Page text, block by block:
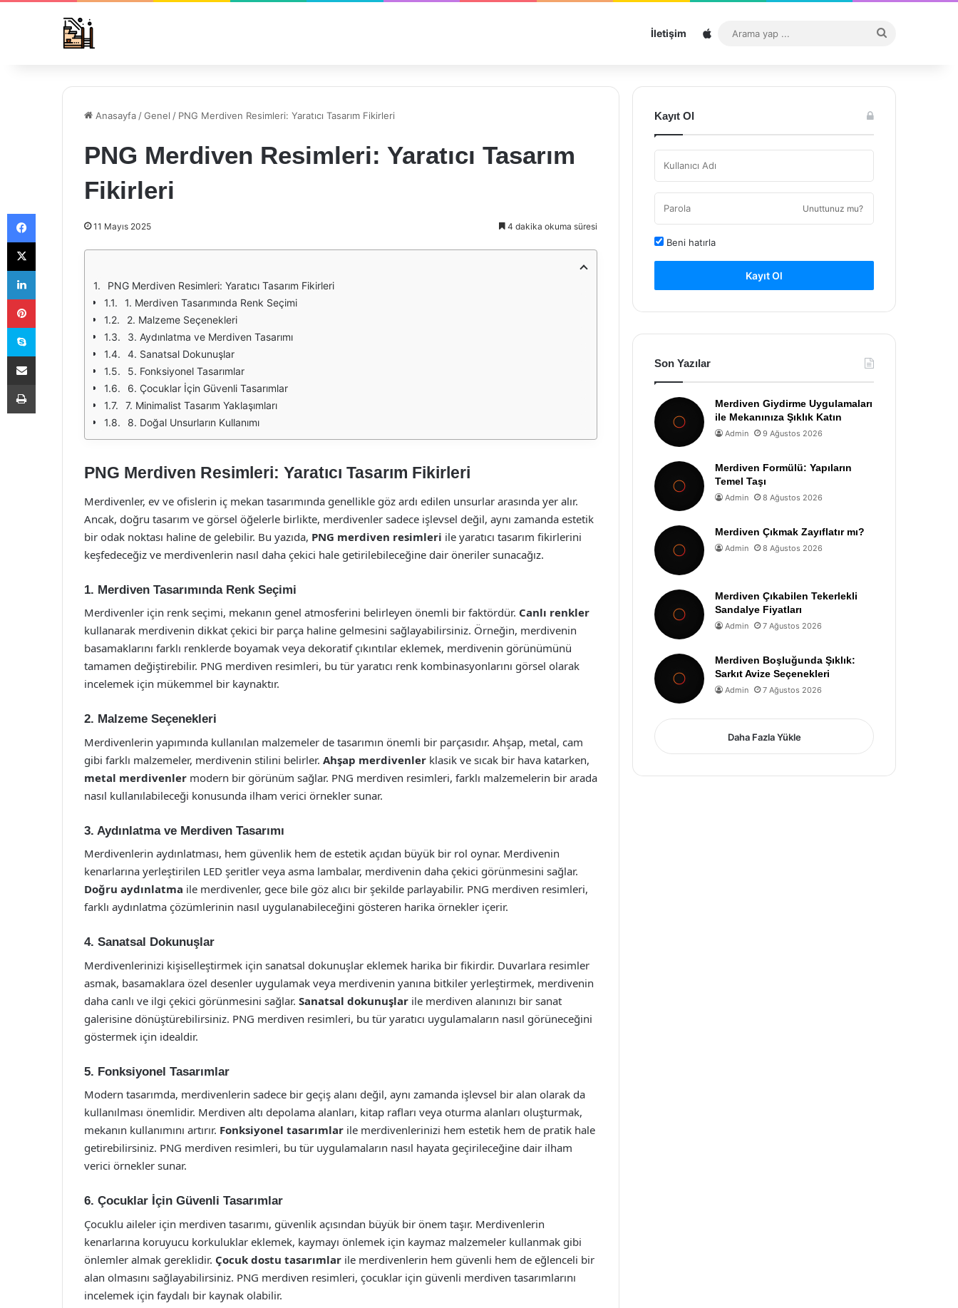
İletişim Sitemap
...
Anasayfa /Genel / PNG Merdiven Resimleri: Yaratıcı Tasarım Fikirleri
PNG Merdiven Resimleri: Yaratıcı Tasarım
Fikirleri
11 Mayıs 2025 4 dakika okuma süresi
PNG Merdiven Resimleri: Yaratıcı Tasarım Fikirleri
1. Merdiven Tasarımında Renk Seçimi
2. Malzeme Seçenekleri
3. Aydınlatma ve Merdiven Tasarımı
4. Sanatsal Dokunuşlar
5. Fonksiyonel Tasarımlar
6. Çocuklar İçin Güvenli Tasarımlar
7. Minimalist Tasarım Yaklaşımları
8. Doğal Unsurların Kullanımı
PNG Merdiven Resimleri: Yaratıcı Tasarım Fikirleri
Merdivenler, ev ve ofislerin iç mekan tasarımında genellikle göz ardı edilen unsurlar arasında yer alır.
Ancak, doğru tasarım ve görsel öğelerle birlikte, merdivenler sadece işlevsel değil, aynı zamanda estetik
bir odak noktası haline de gelebilir. Bu yazıda, PNG merdiven resimleri ile yaratıcı tasarım fikirlerini
keşfedeceğiz ve merdivenlerin nasıl daha çekici hale getirilebileceğine dair öneriler sunacağız.
1. Merdiven Tasarımında Renk Seçimi
Merdivenler için renk seçimi, mekanın genel atmosferini belirleyen önemli bir faktördür. Canlı renkler
kullanarak merdivenin dikkat çekici bir parça haline gelmesini sağlayabilirsiniz. Örneğin, merdivenin
basamaklarını farklı renklerde boyamak veya dekoratif çıkıntılar eklemek, merdivenin görünümünü
tamamen değiştirebilir. PNG merdiven resimleri, bu tür yaratıcı renk kombinasyonlarını görsel olarak
incelemek için mükemmel bir kaynaktır.
2. Malzeme Seçenekleri
Merdivenlerin yapımında kullanılan malzemeler de tasarımın önemli bir parçasıdır. Ahşap, metal, cam
gibi farklı malzemeler, merdivenin stilini belirler. Ahşap merdivenler klasik ve sıcak bir hava katarken,
metal merdivenler modern bir görünüm sağlar. PNG merdiven resimleri, farklı malzemelerin bir arada
nasıl kullanılabileceği konusunda ilham verici örnekler sunar.
3. Aydınlatma ve Merdiven Tasarımı
Merdivenlerin aydınlatması, hem güvenlik hem de estetik açıdan büyük bir rol oynar. Merdivenin
kenarlarına yerleştirilen LED şeritler veya asma lambalar, merdivenin daha çekici görünmesini sağlar.
Doğru aydınlatma ile merdivenler, gece bile göz alıcı bir şekilde parlayabilir. PNG merdiven resimleri,
farklı aydınlatma çözümlerinin nasıl uygulanabileceğini gösteren harika örnekler içerir.
4. Sanatsal Dokunuşlar
Merdivenlerinizi kişiselleştirmek için sanatsal dokunuşlar eklemek harika bir fikirdir. Duvarlara resimler
asmak, basamaklara özel desenler uygulamak veya merdivenin yanına bitkiler yerleştirmek, merdivenin
daha canlı ve ilgi çekici görünmesini sağlar. Sanatsal dokunuşlar ile merdiven alanınızı bir sanat
galerisine dönüştürebilirsiniz. PNG merdiven resimleri, bu tür yaratıcı uygulamaların nasıl görüneceğini
göstermek için idealdir.
5. Fonksiyonel Tasarımlar
Modern tasarımda, merdivenlerin sadece bir geçiş alanı değil, aynı zamanda işlevsel bir alan olarak da
kullanılması önemlidir. Merdiven altı depolama alanları, kitap rafları veya oturma alanları oluşturmak,
mekanın kullanımını artırır. Fonksiyonel tasarımlar ile merdivenlerinizi hem estetik hem de pratik hale
getirebilirsiniz. PNG merdiven resimleri, bu tür uygulamaların nasıl hayata geçirileceğine dair ilham
verici örnekler sunar.
6. Çocuklar İçin Güvenli Tasarımlar
Çocuklu aileler için merdiven tasarımı, güvenlik açısından büyük bir önem taşır. Merdivenlerin
kenarlarına koruyucu korkuluklar eklemek, kaymayı önlemek için kaymaz malzemeler kullanmak gibi
önlemler almak gereklidir. Çocuk dostu tasarımlar ile merdivenlerin hem güvenli hem de eğlenceli bir
alan olmasını sağlayabilirsiniz. PNG merdiven resimleri, çocuklar için güvenli merdiven tasarımlarını
incelemek için faydalı bir kaynak olabilir.
Kayıt Ol
Unuttunuz mu?
Beni hatırla
Kayıt Ol
Son Yazılar
Merdiven Giydirme Uygulamaları
ile Mekanınıza Şıklık Katın
Admin 9 Ağustos 2026
Merdiven Formülü: Yapıların
Temel Taşı
Admin 8 Ağustos 2026
Merdiven Çıkmak Zayıflatır mı?
Admin 8 Ağustos 2026
Merdiven Çıkabilen Tekerlekli
Sandalye Fiyatları
Admin 7 Ağustos 2026
Merdiven Boşluğunda Şıklık:
Sarkıt Avize Seçenekleri
Admin 7 Ağustos 2026
Daha Fazla Yükle
Facebook
X
LinkedIn
Pinterest
Skype
E-Posta ile paylaş